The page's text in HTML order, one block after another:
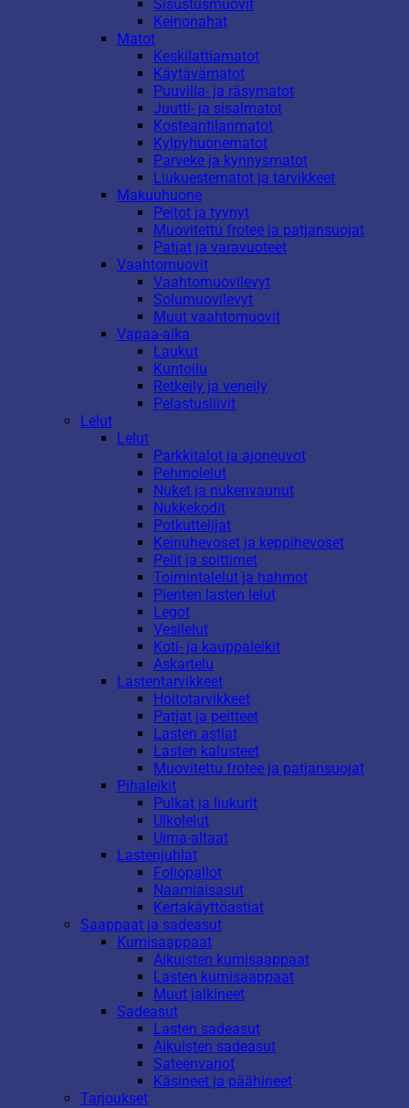
Sisustusmuovit
Keinonahat
Matot
Keskilattiamatot
Käytävämatot
Puuvilla- ja räsymatot
Juutti- ja sisalmatot
Kosteantilanmatot
Kylpyhuonematot
Parveke ja kynnysmatot
Liukuestematot ja tarvikkeet
Makuuhuone
Peitot ja tyynyt
Muovitettu frotee ja patjansuojat
Patjat ja varavuoteet
Vaahtomuovit
Vaahtomuovilevyt
Solumuovilevyt
Muut vaahtomuovit
Vapaa-aika
Laukut
Kuntoilu
Retkeily ja veneily
Pelastusliivit
Lelut
Lelut
Parkkitalot ja ajoneuvot
Pehmolelut
Nuket ja nukenvaunut
Nukkekodit
Potkuttelijat
Keinuhevoset ja keppihevoset
Pelit ja soittimet
Toimintalelut ja hahmot
Pienten lasten lelut
Legot
Vesilelut
Koti- ja kauppaleikit
Askartelu
Lastentarvikkeet
Hoitotarvikkeet
Patjat ja peitteet
Lasten astiat
Lasten kalusteet
Muovitettu frotee ja patjansuojat
Pihaleikit
Pulkat ja liukurit
Ulkolelut
Uima-altaat
Lastenjuhlat
Foliopallot
Naamiaisasut
Kertakäyttöastiat
Saappaat ja sadeasut
Kumisaappaat
Aikuisten kumisaappaat
Lasten kumisaappaat
Muut jalkineet
Sadeasut
Lasten sadeasut
Aikuisten sadeasut
Sateenvarjot
Käsineet ja päähineet
Tarjoukset